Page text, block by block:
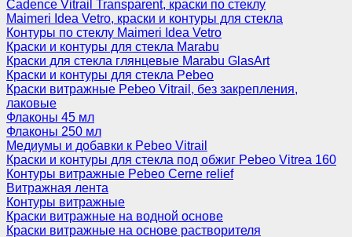
Cadence Vitrail Transparent, краски по стеклу
Maimeri Idea Vetro, краски и контуры для стекла
Контуры по стеклу Maimeri Idea Vetro
Краски и контуры для стекла Marabu
Краски для стекла глянцевые Marabu GlasArt
Краски и контуры для стекла Pebeo
Краски витражные Pebeo Vitrail, без закрепления,
лаковые
Флаконы 45 мл
Флаконы 250 мл
Медиумы и добавки к Pebeo Vitrail
Краски и контуры для стекла под обжиг Pebeo Vitrea 160
Контуры витражные Pebeo Cerne relief
Витражная лента
Контуры витражные
Краски витражные на водной основе
Краски витражные на основе растворителя